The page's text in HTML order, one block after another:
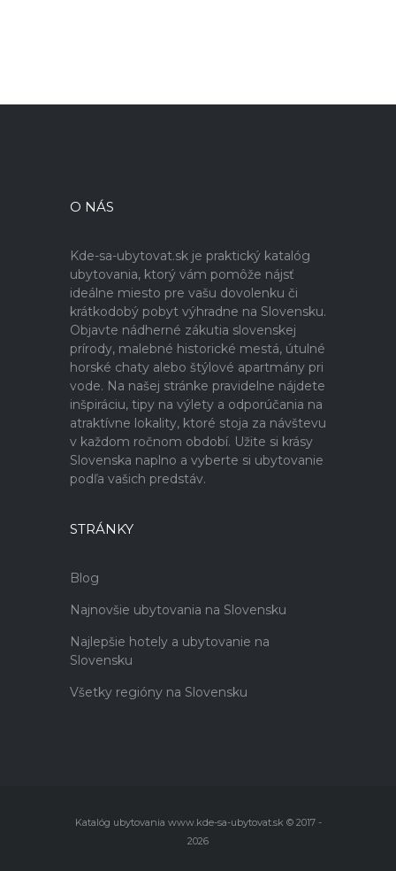
O NÁS
Kde-sa-ubytovat.sk je praktický katalóg
ubytovania, ktorý vám pomôže nájsť
ideálne miesto pre vašu dovolenku či
krátkodobý pobyt výhradne na Slovensku.
Objavte nádherné zákutia slovenskej
prírody, malebné historické mestá, útulné
horské chaty alebo štýlové apartmány pri
vode. Na našej stránke pravidelne nájdete
inšpiráciu, tipy na výlety a odporúčania na
atraktívne lokality, ktoré stoja za návštevu
v každom ročnom období. Užite si krásy
Slovenska naplno a vyberte si ubytovanie
podľa vašich predstáv.
STRÁNKY
Blog
Najnovšie ubytovania na Slovensku
Najlepšie hotely a ubytovanie na
Slovensku
Všetky regióny na Slovensku
Katalóg ubytovania www.kde-sa-ubytovat.sk © 2017 -
2026